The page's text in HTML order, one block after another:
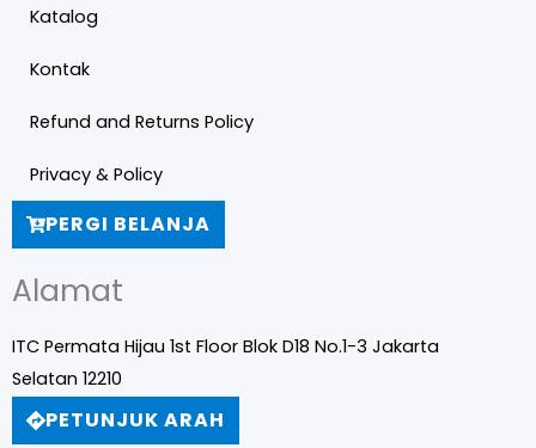
Katalog
Kontak
Refund and Returns Policy
Privacy & Policy
PERGI BELANJA
Alamat
ITC Permata Hijau 1st Floor Blok D18 No.1-3 Jakarta
Selatan 12210
PETUNJUK ARAH